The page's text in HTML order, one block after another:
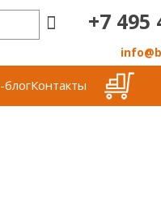
+7 495
Контакты